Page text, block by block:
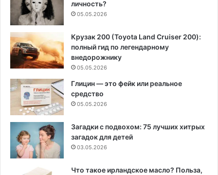
личность?
05.05.2026
Крузак 200 (Toyota Land Cruiser 200):
полный гид по легендарному
внедорожнику
05.05.2026
Глицин — это фейк или реальное
средство
05.05.2026
Загадки с подвохом: 75 лучших хитрых
загадок для детей
03.05.2026
Что такое ирландское масло? Польза,